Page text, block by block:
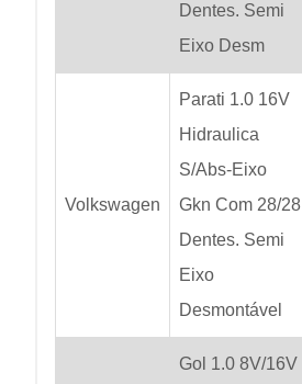
Dentes. Semi
Eixo Desm
Volkswagen
Parati 1.0 16V
Hidraulica
S/Abs-Eixo
Gkn Com 28/28
Dentes. Semi
Eixo
Desmontável
Gol 1.0 8V/16V